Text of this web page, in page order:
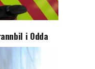
i Odda